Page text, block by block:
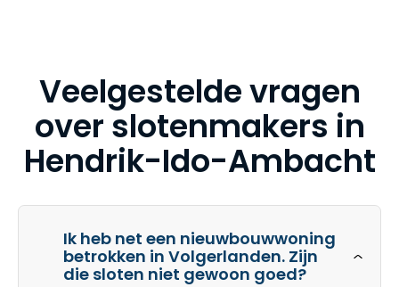
Veelgestelde vragen
over slotenmakers in
Hendrik-Ido-Ambacht
Ik heb net een nieuwbouwwoning
betrokken in Volgerlanden. Zijn
die sloten niet gewoon goed?